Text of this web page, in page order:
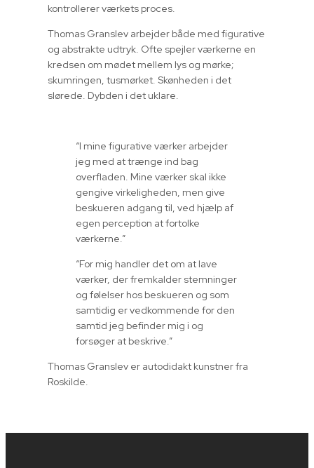
kontrollerer værkets proces.
Thomas Granslev arbejder både med figurative
og abstrakte udtryk. Ofte spejler værkerne en
kredsen om mødet mellem lys og mørke;
skumringen, tusmørket. Skønheden i det
slørede. Dybden i det uklare.
“I mine figurative værker arbejder
jeg med at trænge ind bag
overfladen. Mine værker skal ikke
gengive virkeligheden, men give
beskueren adgang til, ved hjælp af
egen perception at fortolke
værkerne.”
“For mig handler det om at lave
værker, der fremkalder stemninger
og følelser hos beskueren og som
samtidig er vedkommende for den
samtid jeg befinder mig i og
forsøger at beskrive.”
Thomas Granslev er autodidakt kunstner fra
Roskilde.